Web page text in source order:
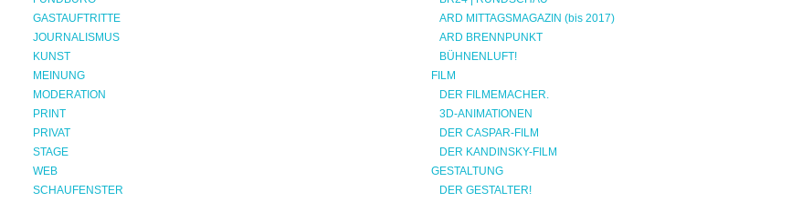
GASTAUFTRITTE
JOURNALISMUS
KUNST
MEINUNG
MODERATION
PRINT
PRIVAT
STAGE
WEB
SCHAUFENSTER
ARD MITTAGSMAGAZIN (bis 2017)
ARD BRENNPUNKT
BÜHNENLUFT!
FILM
DER FILMEMACHER.
3D-ANIMATIONEN
DER CASPAR-FILM
DER KANDINSKY-FILM
GESTALTUNG
DER GESTALTER!